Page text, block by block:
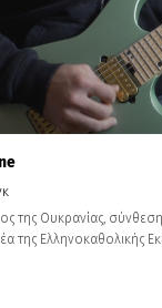
της Ουκρανίας,
της Ελληνοκαθολικής